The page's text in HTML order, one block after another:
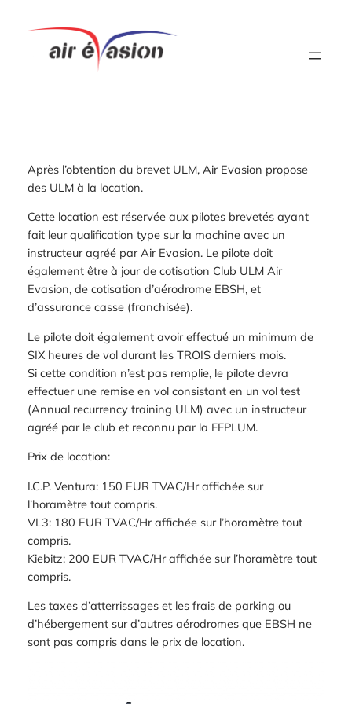
Après l’obtention du brevet ULM, Air Evasion propose
des ULM à la location.
Cette location est réservée aux pilotes brevetés ayant
fait leur qualification type sur la machine avec un
instructeur agréé par Air Evasion. Le pilote doit
également être à jour de cotisation Club ULM Air
Evasion, de cotisation d’aérodrome EBSH, et
d’assurance casse (franchisée).
Le pilote doit également avoir effectué un minimum de
SIX heures de vol durant les TROIS derniers mois.
Si cette condition n’est pas remplie, le pilote devra
effectuer une remise en vol consistant en un vol test
(Annual recurrency training ULM) avec un instructeur
agréé par le club et reconnu par la FFPLUM.
Prix de location:
I.C.P. Ventura: 150 EUR TVAC/Hr affichée sur
l’horamètre tout compris.
VL3: 180 EUR TVAC/Hr affichée sur l’horamètre tout
compris.
Kiebitz: 200 EUR TVAC/Hr affichée sur l’horamètre tout
compris.
Les taxes d’atterrissages et les frais de parking ou
d’hébergement sur d’autres aérodromes que EBSH ne
sont pas compris dans le prix de location.